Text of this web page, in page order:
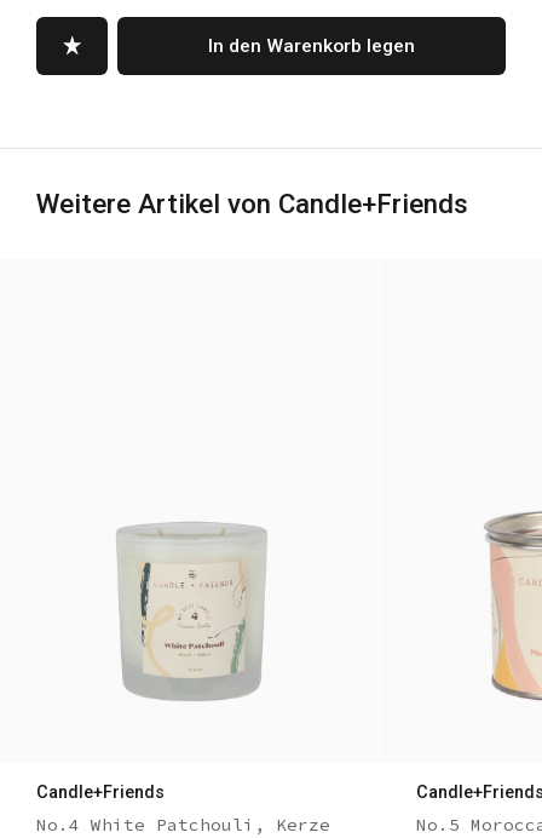
Die handgefertigten Kerzen bestehen
aus Pflanzenwachs, erlesenen Duftölen und
Baumwolldochten. Die wunderschöne Kerze
sie beim ersten Anzünden etwa zwei bis
Zentimeter Wachs übrig sind, ist es Zeit,
sich von der Kerze zu verabschieden.
Lasse brennende Kerzen nie
unbeaufsichtigt.
In den Warenkorb legen
Weitere Artikel von Candle+Friends
Candle+Friends
No.4 White Patchouli, Kerze
No.5